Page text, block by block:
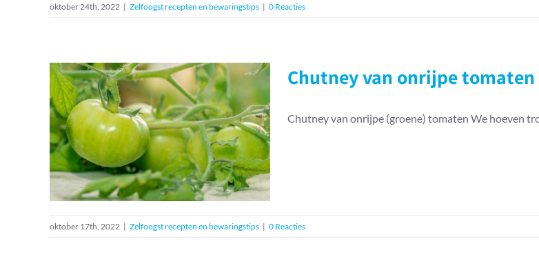
oktober 24th, 2022 | Zelfoogst recepten en bewaringstips | 0 Reacties
Chutney van onrijpe
tomaten
Zelfoogst recepten en bewaringstips
Chutney van onrijpe tomaten
Chutney van onrijpe (groene) tomaten We hoeven
oktober 17th, 2022 | Zelfoogst recepten en bewaringstips | 0 Reacties